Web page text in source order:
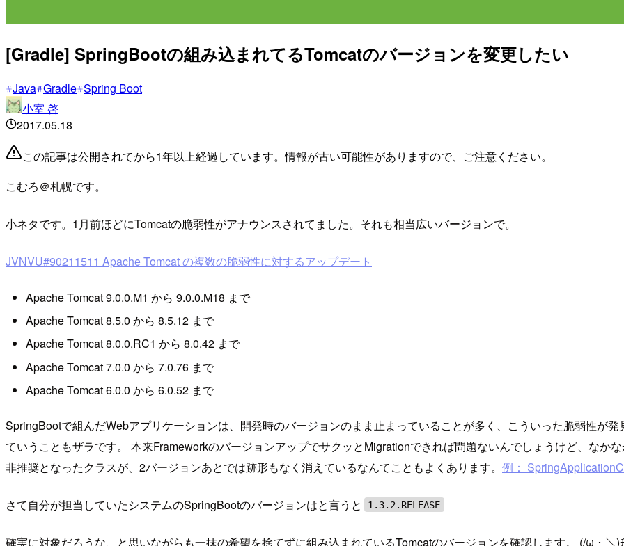
[Gradle] SpringBootの組み込まれてるTomcatのバージョンを変更したい
Java Gradle Spring Boot
小室 啓
2017.05.18
この記事は公開されてから1年以上経過しています。情報が古い可能性がありますので、ご注意ください。
こむろ＠札幌です。
小ネタです。1月前ほどにTomcatの脆弱性がアナウンスされてました。それも相当広いバージョンで。
JVNVU#90211511 Apache Tomcat の複数の脆弱性に対するアップデート
Apache Tomcat 9.0.0.M1 から 9.0.0.M18 まで
Apache Tomcat 8.5.0 から 8.5.12 まで
Apache Tomcat 8.0.0.RC1 から 8.0.42 まで
Apache Tomcat 7.0.0 から 7.0.76 まで
Apache Tomcat 6.0.0 から 6.0.52 まで
SpringBootで組んだWebアプリケーションは、開発時のバージョンのまま止まっていることが多く、こういった脆弱性が
ていうこともザラです。 本来FrameworkのバージョンアップでサクッとMigrationできれば問題ないんでしょうけど、なか
非推奨となったクラスが、2バージョンあとでは跡形もなく消えているなんてこともよくあります。 例：
さて自分が担当していたシステムのSpringBootのバージョンはと言うと 1.3.2.RELEASE
確実に対象だろうな、と思いながらも一抹の希望を捨てずに組み込まれているTomcatのバージョンを確認します。 (/ω・＼)